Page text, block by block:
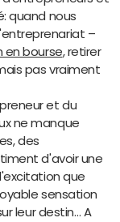
quand nous
–
en bourse , retirer
pas vraiment
et du
ne manque
des
d'avoir une
que
sensation
leur destin… A